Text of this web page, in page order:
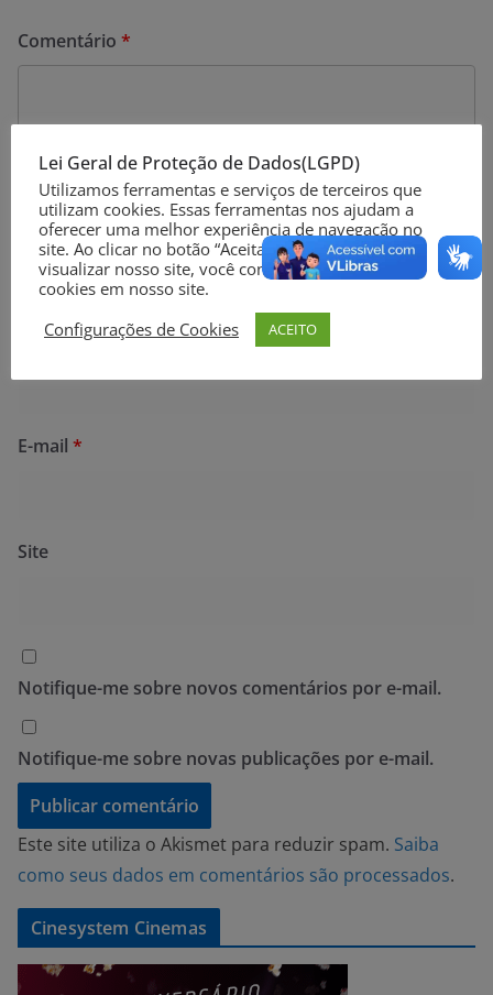
Comentário *
Nome*
E-mail *
Site
Notifique-me sobre novos comentários por e-mail.
Notifique-me sobre novas publicações por e-mail.
Este site utiliza o Akismet para reduzir spam. Saiba
como seus dados em comentários são processados.
Cinesystem Cinemas
Lei Geral de Proteção de Dados(LGPD)
Utilizamos ferramentas e serviços de terceiros que
utilizam cookies. Essas ferramentas nos ajudam a
oferecer uma melhor experiência de navegação no
site. Ao clicar no botão “Aceitar” ou continuar a
visualizar nosso site, você concorda com o uso de
cookies em nosso site.
Configurações de Cookies
ACEITO